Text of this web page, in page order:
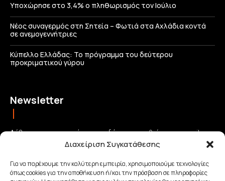
Διαχείριση Συγκατάθεσης
Για να παρέχουμε την καλύτερη εμπειρία, χρησιμοποιούμε τεχνολογίες
όπως cookies για την αποθήκευση ή/και την πρόσβαση σε πληροφορίες
Υποχώρησε στο 3,4% ο πληθωρισμός τον Ιούλιο
Νέος συναγερμός στη Σητεία – Φωτιά στα Αχλάδια κοντά
σε ανεμογεννήτριες
Κύπελλο Ελλάδας: Το πρόγραμμα του δεύτερου
προκριματικού γύρου
Newsletter
Λάβετε τις σημαντικότερες ειδήσεις απευθείας στο email σας
και μείνετε πάντα συνδεδεμένοι με την Κρήτη!